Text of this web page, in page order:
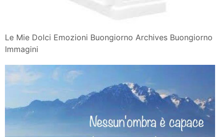
Le Mie Dolci Emozioni Buongiorno Archives Buongiorno
Immagini